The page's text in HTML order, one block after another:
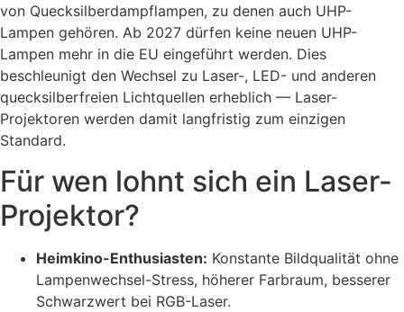
von Quecksilberdampflampen, zu denen auch UHP-
Lampen gehören. Ab 2027 dürfen keine neuen UHP-
Lampen mehr in die EU eingeführt werden. Dies
beschleunigt den Wechsel zu Laser-, LED- und anderen
quecksilberfreien Lichtquellen erheblich — Laser-
Projektoren werden damit langfristig zum einzigen
Standard.
Für wen lohnt sich ein Laser-
Projektor?
Heimkino-Enthusiasten: Konstante Bildqualität ohne
Lampenwechsel-Stress, höherer Farbraum, besserer
Schwarzwert bei RGB-Laser.